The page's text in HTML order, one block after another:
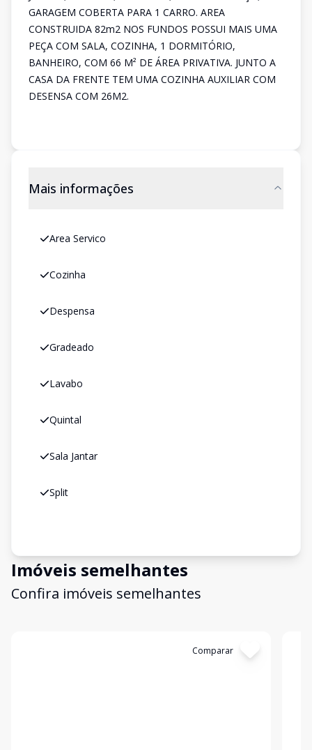
GARAGEM COBERTA PARA 1 CARRO. AREA
CONSTRUIDA 82m2 NOS FUNDOS POSSUI MAIS UMA
PEÇA COM SALA, COZINHA, 1 DORMITÓRIO,
BANHEIRO, COM 66 M² DE ÁREA PRIVATIVA. JUNTO A
CASA DA FRENTE TEM UMA COZINHA AUXILIAR COM
DESENSA COM 26M2.
Mais informações
Area Servico
Cozinha
Despensa
Gradeado
Lavabo
Quintal
Sala Jantar
Split
Imóveis semelhantes
Confira imóveis semelhantes
Comparar